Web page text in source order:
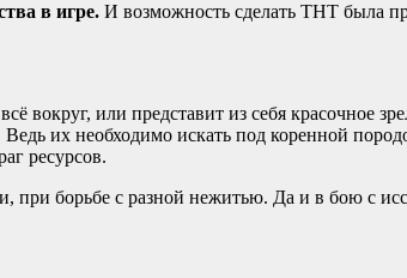
в игре. И возможность сделать ТНТ была
вокруг, или представит из себя красочное
их необходимо искать под коренной
ресурсов.
при борьбе с разной нежитью. Да и в бою с